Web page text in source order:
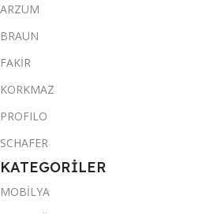
ARZUM
BRAUN
FAKİR
KORKMAZ
PROFILO
SCHAFER
KATEGORİLER
MOBİLYA